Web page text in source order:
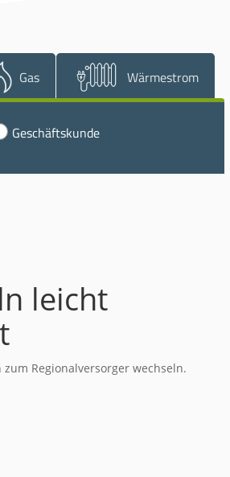
leicht
Regionalversorger wechseln.